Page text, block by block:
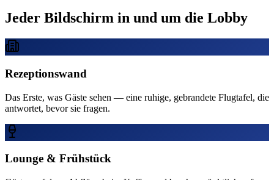
Jeder Bildschirm in und um die Lobby
Rezeptionswand
Das Erste, was Gäste sehen — eine ruhige, gebrandete Flugtafel, die
antwortet, bevor sie fragen.
Lounge & Frühstück